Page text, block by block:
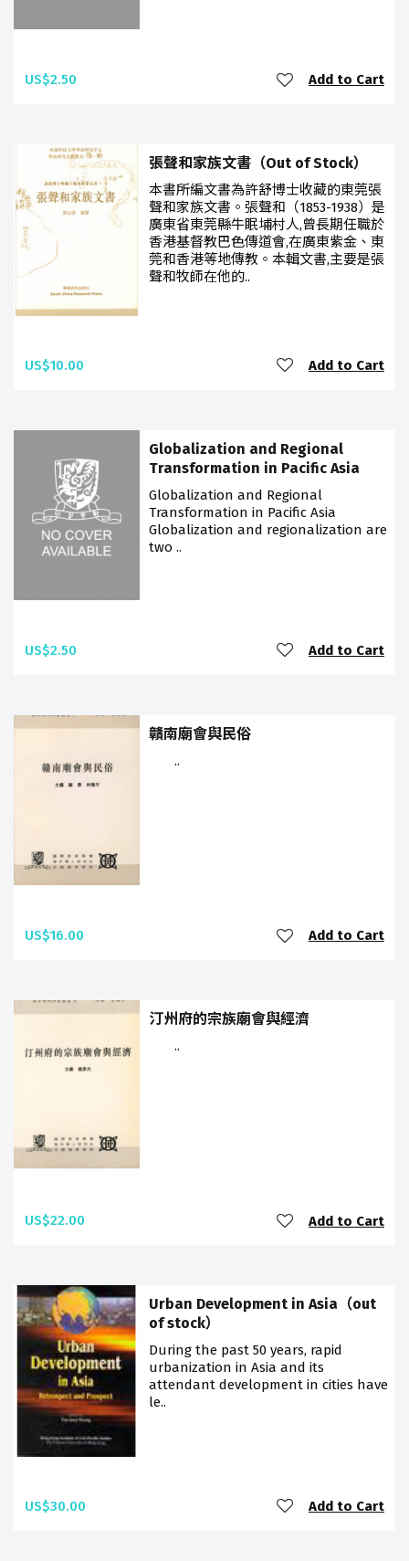
US$2.50 Add to Cart
張聲和家族文書（Out of Stock）
本書所編文書為許舒博士收藏的東莞張
聲和家族文書。張聲和（1853-1938）是
廣東省東莞縣牛眠埔村人,曾長期任職於
香港基督教巴色傳道會,在廣東紫金、東
莞和香港等地傳教。本輯文書,主要是張
聲和牧師在他的..
US$10.00 Add to Cart
Globalization and Regional
Transformation in Pacific Asia
Globalization and Regional
Transformation in Pacific Asia
Globalization and regionalization are
two ..
US$2.50 Add to Cart
贛南廟會與民俗
..
US$16.00 Add to Cart
汀州府的宗族廟會與經濟
..
US$22.00 Add to Cart
Urban Development in Asia（out
of stock）
During the past 50 years, rapid
urbanization in Asia and its
attendant development in cities have
le..
US$30.00 Add to Cart